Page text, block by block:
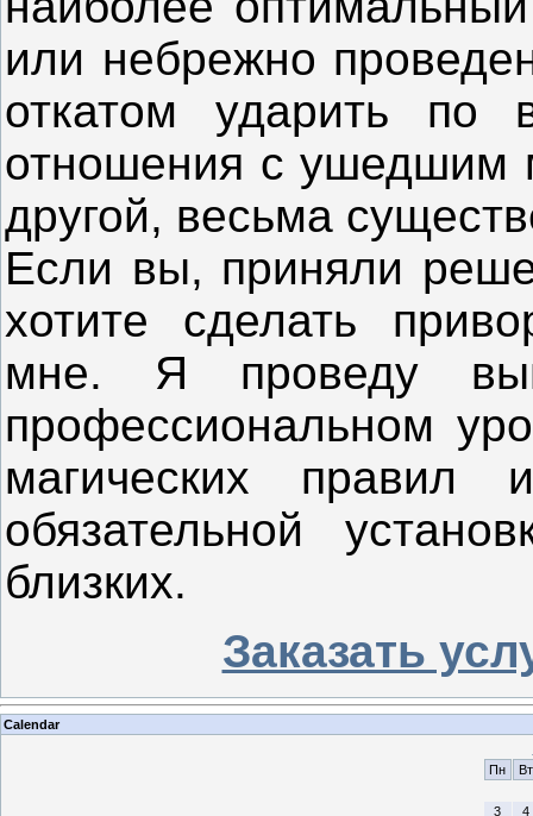
или небрежно
откатом ударить по
отношения с ушедшим
другой, весьма
Если вы, приняли
хотите сделать
мне. Я проведу
профессиональном
магических
обязательной
близких.
Заказать
Calendar
Пн
Вт
3
4